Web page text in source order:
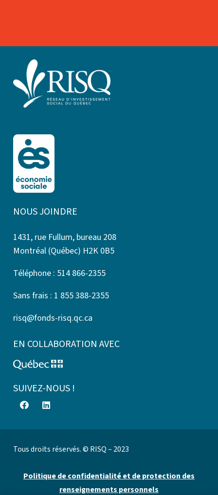
NOUS JOINDRE
1431, rue Fullum, bureau 208
Montréal (Québec) H2K 0B5
Téléphone : 514 866-2355
Sans frais : 1 855 388-2355
risq@fonds-risq.qc.ca
EN COLLABORATION AVEC
SUIVEZ-NOUS !
Tous droits réservés. © RISQ – 2023
Politique de confidentialité et de protection des
renseignements personnels